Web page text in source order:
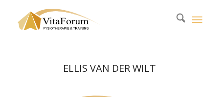
ELLIS VAN DER WILT